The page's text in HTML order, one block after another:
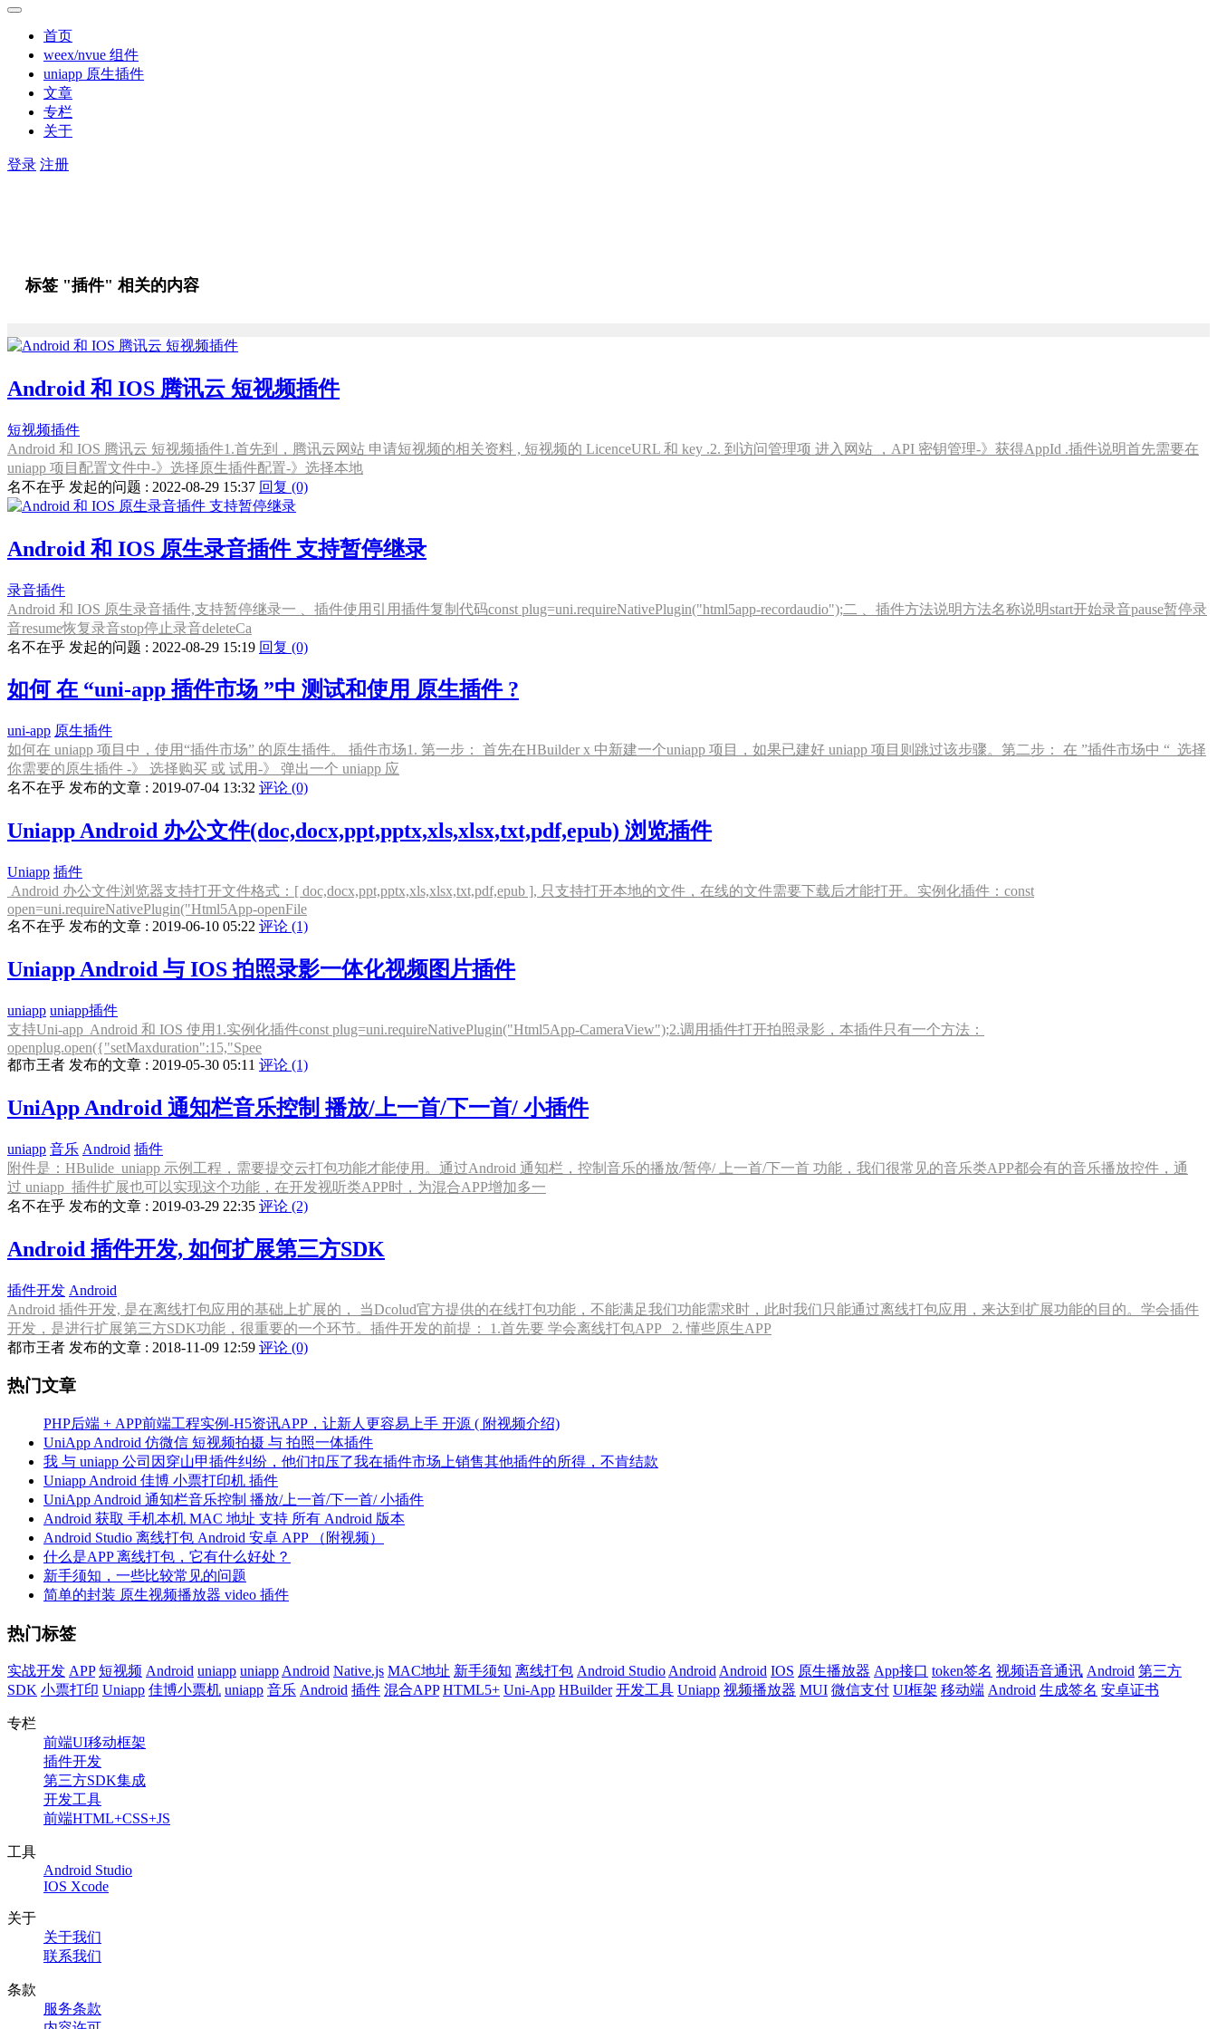
首页
weex/nvue 组件
uniapp 原生插件
文章
专栏
关于
登录 注册
标签 "插件" 相关的内容
Android 和 IOS 腾讯云 短视频插件
短视频插件
Android 和 IOS 腾讯云 短视频插件1.首先到，腾讯云网站 申请短视频的相关资料 , 短视频的 LicenceURL 和 key .2. 到访问管理项 进入网站 ，API 密钥管理-》获得AppId .插件说明首先需要在
uniapp 项目配置文件中-》选择原生插件配置-》选择本地
名不在乎 发起的问题 : 2022-08-29 15:37 回复 (0)
Android 和 IOS 原生录音插件 支持暂停继录
录音插件
Android 和 IOS 原生录音插件,支持暂停继录一 、插件使用引用插件复制代码const plug=uni.requireNativePlugin("html5app-recordaudio");二 、插件方法说明方法名称说明start开始录音pause暂停录
音resume恢复录音stop停止录音deleteCa
名不在乎 发起的问题 : 2022-08-29 15:19 回复 (0)
如何 在 “uni-app 插件市场 ”中 测试和使用 原生插件 ?
uni-app 原生插件
如何在 uniapp 项目中，使用“插件市场” 的原生插件。 插件市场1. 第一步： 首先在HBuilder x 中新建一个uniapp 项目，如果已建好 uniapp 项目则跳过该步骤。第二步： 在 ”插件市场中 “ 选择
你需要的原生插件 -》 选择购买 或 试用-》 弹出一个 uniapp 应
名不在乎 发布的文章 : 2019-07-04 13:32 评论 (0)
Uniapp Android 办公文件(doc,docx,ppt,pptx,xls,xlsx,txt,pdf,epub) 浏览插件
Uniapp 插件
Android 办公文件浏览器支持打开文件格式：[ doc,docx,ppt,pptx,xls,xlsx,txt,pdf,epub ], 只支持打开本地的文件，在线的文件需要下载后才能打开。实例化插件：const
open=uni.requireNativePlugin("Html5App-openFile
名不在乎 发布的文章 : 2019-06-10 05:22 评论 (1)
Uniapp Android 与 IOS 拍照录影一体化视频图片插件
uniapp uniapp插件
支持Uni-app Android 和 IOS 使用1.实例化插件const plug=uni.requireNativePlugin("Html5App-CameraView");2.调用插件打开拍照录影，本插件只有一个方法：
openplug.open({"setMaxduration":15,"Spee
都市王者 发布的文章 : 2019-05-30 05:11 评论 (1)
UniApp Android 通知栏音乐控制 播放/上一首/下一首/ 小插件
uniapp 音乐 Android 插件
附件是：HBulide uniapp 示例工程，需要提交云打包功能才能使用。通过Android 通知栏，控制音乐的播放/暂停/ 上一首/下一首 功能，我们很常见的音乐类APP都会有的音乐播放控件，通
过 uniapp 插件扩展也可以实现这个功能，在开发视听类APP时，为混合APP增加多一
名不在乎 发布的文章 : 2019-03-29 22:35 评论 (2)
Android 插件开发, 如何扩展第三方SDK
插件开发 Android
Android 插件开发, 是在离线打包应用的基础上扩展的， 当Dcolud官方提供的在线打包功能，不能满足我们功能需求时，此时我们只能通过离线打包应用，来达到扩展功能的目的。学会插件
开发，是进行扩展第三方SDK功能，很重要的一个环节。插件开发的前提： 1.首先要 学会离线打包APP 2. 懂些原生APP
都市王者 发布的文章 : 2018-11-09 12:59 评论 (0)
热门文章
PHP后端 + APP前端工程实例-H5资讯APP，让新人更容易上手 开源 ( 附视频介绍)
UniApp Android 仿微信 短视频拍摄 与 拍照一体插件
我 与 uniapp 公司因穿山甲插件纠纷，他们扣压了我在插件市场上销售其他插件的所得，不肯结款
Uniapp Android 佳博 小票打印机 插件
UniApp Android 通知栏音乐控制 播放/上一首/下一首/ 小插件
Android 获取 手机本机 MAC 地址 支持 所有 Android 版本
Android Studio 离线打包 Android 安卓 APP （附视频）
什么是APP 离线打包，它有什么好处？
新手须知，一些比较常见的问题
简单的封装 原生视频播放器 video 插件
热门标签
实战开发 APP 短视频 Android uniapp uniappAndroid Native.js MAC地址 新手须知 离线打包 Android StudioAndroidAndroid IOS 原生播放器 App接口 token签名 视频语音通讯 Android 第三方
SDK 小票打印 Uniapp 佳博小票机 uniapp 音乐 Android 插件 混合APP HTML5+ Uni-App HBuilder 开发工具 Uniapp 视频播放器 MUI 微信支付 UI框架 移动端 Android 生成签名 安卓证书
专栏
前端UI移动框架
插件开发
第三方SDK集成
开发工具
前端HTML+CSS+JS
工具
Android Studio
IOS Xcode
关于
关于我们
联系我们
条款
服务条款